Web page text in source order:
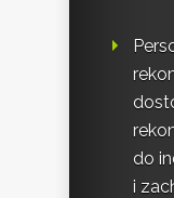
do
i